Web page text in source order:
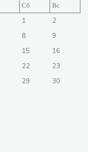
Сб
Вс
1
2
8
9
15
16
22
23
29
30